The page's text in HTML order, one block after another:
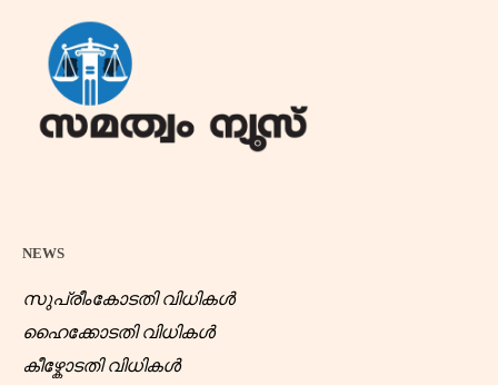
NEWS
സുപ്രീംകോടതി വിധികൾ
ഹൈക്കോടതി വിധികൾ
കീഴ്കോടതി വിധികൾ